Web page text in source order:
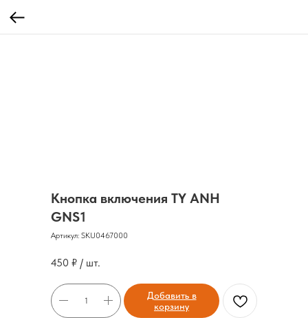
Кнопка включения TY ANH
GNS1
Артикул: SKU0467000
450 ₽ / шт.
Добавить в
корзину